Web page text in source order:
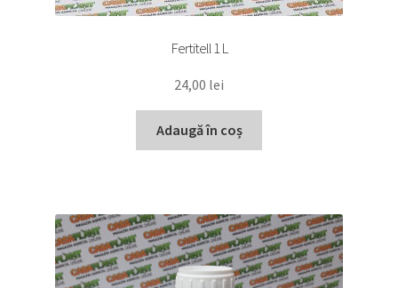
Fertitell 1 L
24,00 lei
Adaugă în coș